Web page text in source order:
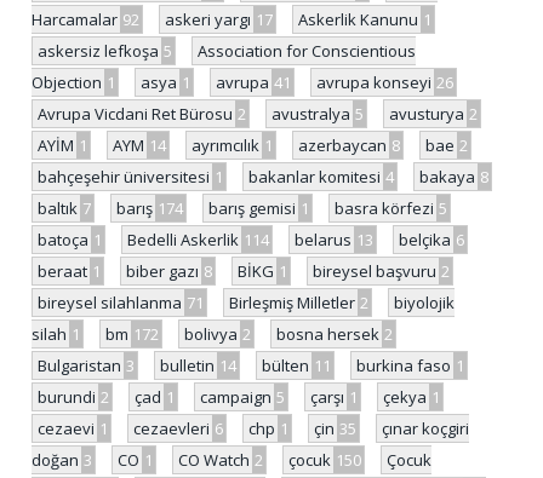
Harcamalar 92 askeri yargı 17 Askerlik Kanunu 1
askersiz lefkoşa 5
Association for Conscientious
Objection 1 asya 1 avrupa 41 avrupa konseyi 26
Avrupa Vicdani Ret Bürosu 2 avustralya 5 avusturya 2
AYİM 1 AYM 14 ayrımcılık 1 azerbaycan 8 bae 2
bahçeşehir üniversitesi 1 bakanlar komitesi 4 bakaya 8
baltık 7 barış 174 barış gemisi 1 basra körfezi 5
batoça 1 Bedelli Askerlik 114 belarus 13 belçika 6
beraat 1 biber gazı 8 BİKG 1 bireysel başvuru 2
bireysel silahlanma 71 Birleşmiş Milletler 2
biyolojik
silah 1 bm 172 bolivya 2 bosna hersek 2
Bulgaristan 3 bulletin 14 bülten 11 burkina faso 1
burundi 2 çad 1 campaign 5 çarşı 1 çekya 1
cezaevi 1 cezaevleri 6 chp 1 çin 35
çınar koçgiri
doğan 3 CO 1 CO Watch 2 çocuk 150
Çocuk